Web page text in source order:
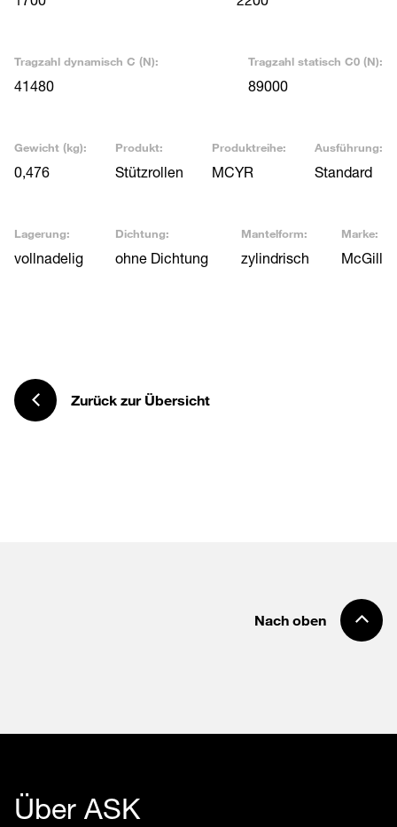
Tragzahl dynamisch C (N):
41480
Tragzahl statisch C0 (N):
89000
Gewicht (kg):
0,476
Produkt:
Stützrollen
Produktreihe:
MCYR
Ausführung:
Standard
Lagerung:
vollnadelig
Dichtung:
ohne Dichtung
Mantelform:
zylindrisch
Marke:
McGill
Zurück zur Übersicht
Nach oben
Über ASK